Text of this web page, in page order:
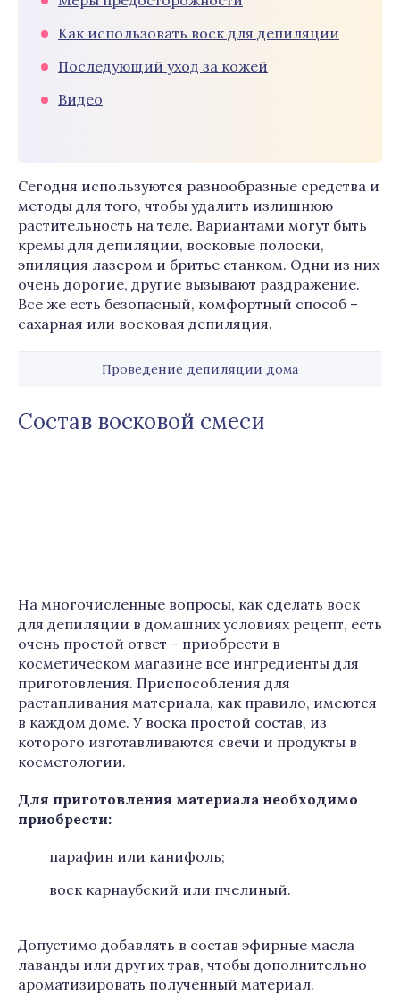
Как использовать воск для депиляции
Последующий уход за кожей
Видео
Сегодня используются разнообразные средства и
методы для того, чтобы удалить излишнюю
растительность на теле. Вариантами могут быть
кремы для депиляции, восковые полоски,
эпиляция лазером и бритье станком. Одни из них
очень дорогие, другие вызывают раздражение.
Все же есть безопасный, комфортный способ –
сахарная или восковая депиляция.
Проведение депиляции дома
Состав восковой смеси
На многочисленные вопросы, как сделать воск
для депиляции в домашних условиях рецепт, есть
очень простой ответ – приобрести в
косметическом магазине все ингредиенты для
приготовления. Приспособления для
растапливания материала, как правило, имеются
в каждом доме. У воска простой состав, из
которого изготавливаются свечи и продукты в
косметологии.
Для приготовления материала необходимо
приобрести:
парафин или канифоль;
воск карнаубский или пчелиный.
Допустимо добавлять в состав эфирные масла
лаванды или других трав, чтобы дополнительно
ароматизировать полученный материал.